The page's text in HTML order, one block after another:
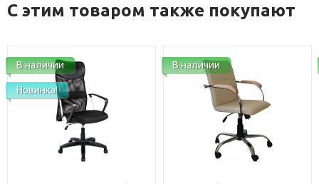
С этим товаром также покупают
В наличии
Новинка!
В наличии